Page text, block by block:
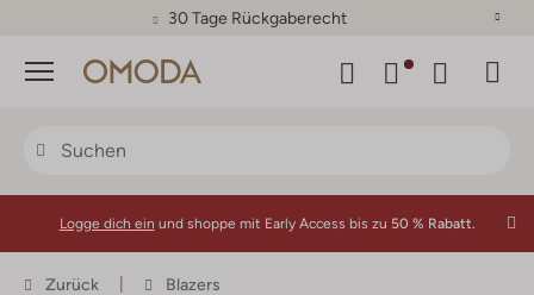
30 Tage Rückgaberecht
Menü
Logge dich ein und shoppe mit Early Access bis zu 50 % Rabatt.
Zurück Blazers